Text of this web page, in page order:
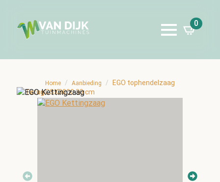
0
Terug
Home Aanbieding
EGO tophendelzaag
CSX3000 30 cm